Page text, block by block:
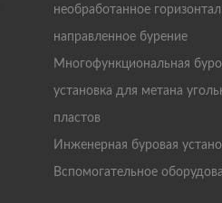
необработанное
направленное бурение
Многофункциональная
установка для метана
пластов
Инженерная буровая
Вспомогательное